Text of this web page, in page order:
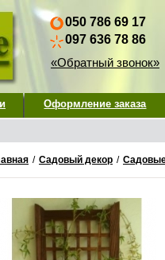
050 786 69 17
097 636 78 86
«Обратный звонок»
Оформление заказа
/ Садовый декор /